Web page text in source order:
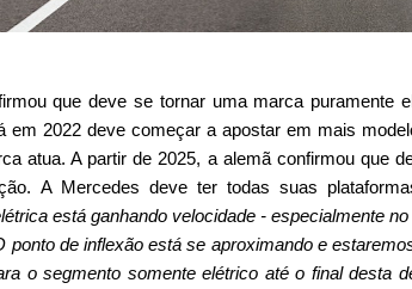
que deve se tornar uma marca puramente
em 2022 deve começar a apostar em mais
atua. A partir de 2025, a alemã confirmou que
A Mercedes deve ter todas suas
está ganhando velocidade - especialmente
ponto de inflexão está se aproximando e
o segmento somente elétrico até o final desta